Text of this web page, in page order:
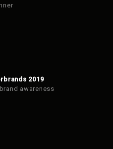
2019
awareness